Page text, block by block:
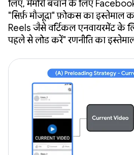
लिए, मेमोरी बचाने के लिए
"सिर्फ़ मौजूदा" फ़ोकस का इस्तेमाल
Reels जैसे वर्टिकल एनवायरमेंट
पहले से लोड करें" रणनीति का